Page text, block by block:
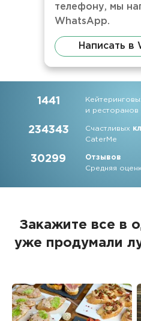
телефону, мы
WhatsApp.
Написать в
1441
и ресторанов
234343 Счастливых
CaterMe
30299
Отзывов
Средняя
Закажите все в
уже продумали